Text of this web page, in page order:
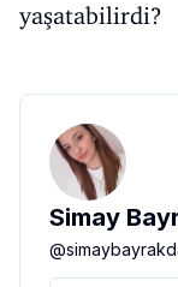
yaşatabilirdi?
Simay
@